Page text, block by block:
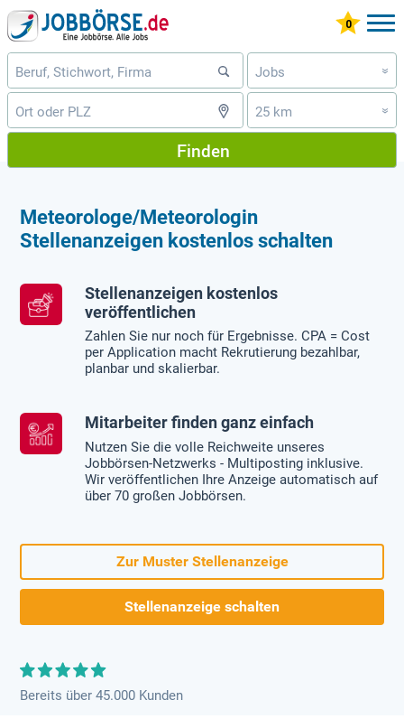
Jobs »
25 km »
Finden
Meteorologe/Meteorologin
Stellenanzeigen kostenlos schalten
Stellenanzeigen kostenlos
veröffentlichen
Zahlen Sie nur noch für Ergebnisse. CPA = Cost
per Application macht Rekrutierung bezahlbar,
planbar und skalierbar.
Mitarbeiter finden ganz einfach
Nutzen Sie die volle Reichweite unseres
Jobbörsen-Netzwerks - Multiposting inklusive.
Wir veröffentlichen Ihre Anzeige automatisch auf
über 70 großen Jobbörsen.
Zur Muster Stellenanzeige
Stellenanzeige schalten
Bereits über 45.000 Kunden